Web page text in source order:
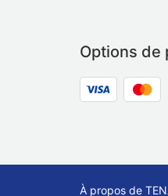
Options de
À propos de